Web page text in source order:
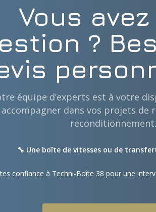
Vous
?
équipe d’experts est à votre
accompagner dans vos projets de
reconditionnement.
🔧 Une boîte de vitesses ou de
confiance à Techni-Boîte 38 pour une